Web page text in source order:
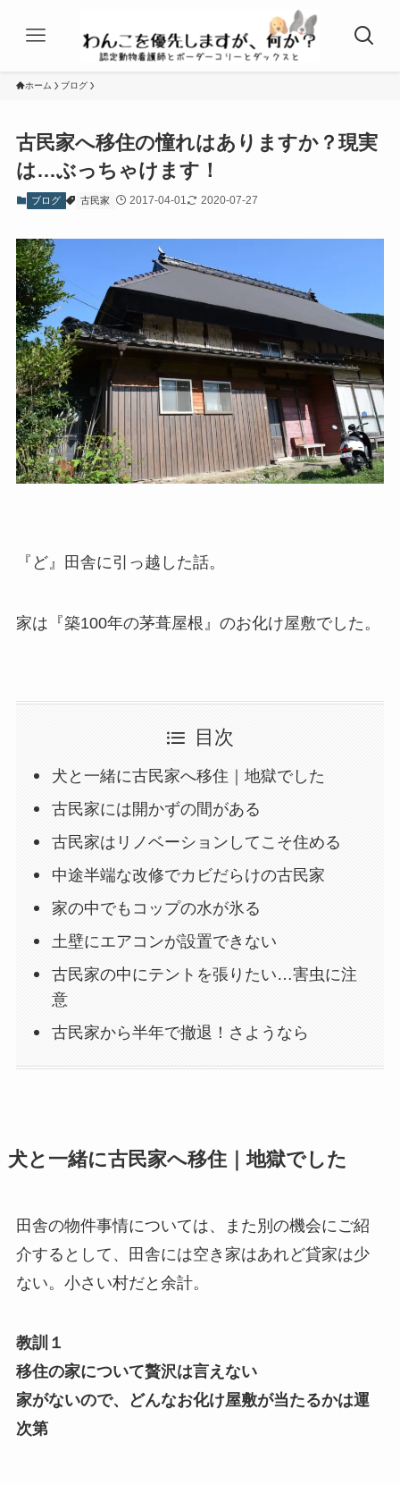
ホーム ブログ
古民家へ移住の憧れはありますか？現実
は…ぶっちゃけます！
ブログ 古民家 2017-04-01 2020-07-27
『ど』田舎に引っ越した話。
家は『築100年の茅葺屋根』のお化け屋敷でした。
目次
犬と一緒に古民家へ移住｜地獄でした
古民家には開かずの間がある
古民家はリノベーションしてこそ住める
中途半端な改修でカビだらけの古民家
家の中でもコップの水が氷る
土壁にエアコンが設置できない
古民家の中にテントを張りたい…害虫に注
意
古民家から半年で撤退！さようなら
犬と一緒に古民家へ移住｜地獄でした
田舎の物件事情については、また別の機会にご紹
介するとして、田舎には空き家はあれど貸家は少
ない。小さい村だと余計。
教訓１
移住の家について贅沢は言えない
家がないので、どんなお化け屋敷が当たるかは運
次第